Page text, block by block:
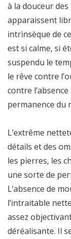
à la douceur
apparaissent
intrinsèque de
est si calme, si
suspendu le
le rêve contre
contre
permanence du
L’extrême
détails et des
les pierres, les
une sorte de
L’absence de
l’intraitable
assez
déréalisante. Il